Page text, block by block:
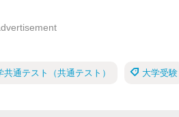
共通テスト（共通テスト） 大学受験